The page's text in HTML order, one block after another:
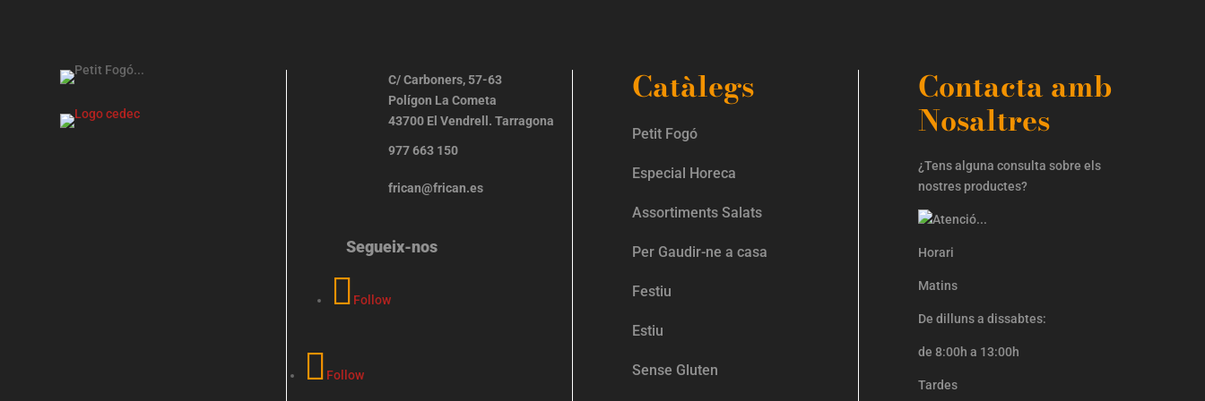
C/ Carboners, 57-63
Polígon La Cometa
43700 El Vendrell. Tarragona
977 663 150
frican@frican.es
Segueix-nos
Follow
Follow
Catàlegs
Petit Fogó
Especial Horeca
Assortiments Salats
Per Gaudir-ne a casa
Festiu
Estiu
Sense Gluten
Contacta amb
Nosaltres
¿Tens alguna consulta sobre els
nostres productes?
Horari
Matins
De dilluns a dissabtes:
de 8:00h a 13:00h
Tardes